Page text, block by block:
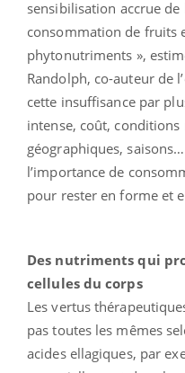
sensibilisation accrue
consommation de fruits
phytonutriments »,
Randolph, co-auteur de
cette insuffisance par
intense, coût,
géographiques,
l’importance de
pour rester en forme et
Des nutriments qui
cellules du corps
Les vertus
pas toutes les mêmes
acides ellagiques, par